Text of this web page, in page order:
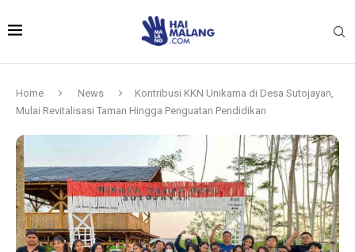
Home News
Kontribusi KKN Unikama di Desa Sutojayan,
Mulai Revitalisasi Taman Hingga Penguatan Pendidikan